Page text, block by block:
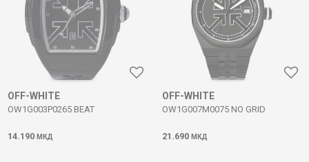
OFF-WHITE
OW1G003P0265 BEAT
14.190 МКД
OFF-WHITE
OW1G007M0075 NO GRID
21.690 МКД